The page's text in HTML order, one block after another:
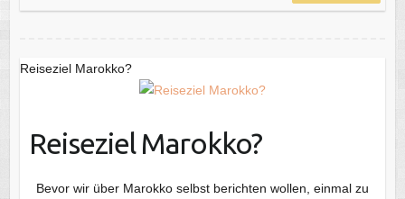
Reiseziel Marokko?
Reiseziel Marokko?
Bevor wir über Marokko selbst berichten wollen, einmal zu